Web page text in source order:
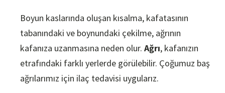
Boyun kaslarında oluşan kısalma, kafatasının
tabanındaki ve boynundaki çekilme, ağrının
kafanıza uzanmasına neden olur. Ağrı, kafanızın
etrafındaki farklı yerlerde görülebilir. Çoğumuz baş
ağrılarımız için ilaç tedavisi uygularız.